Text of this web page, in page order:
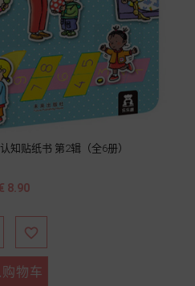
知贴纸书 第2辑（全6册）
8.90

物车